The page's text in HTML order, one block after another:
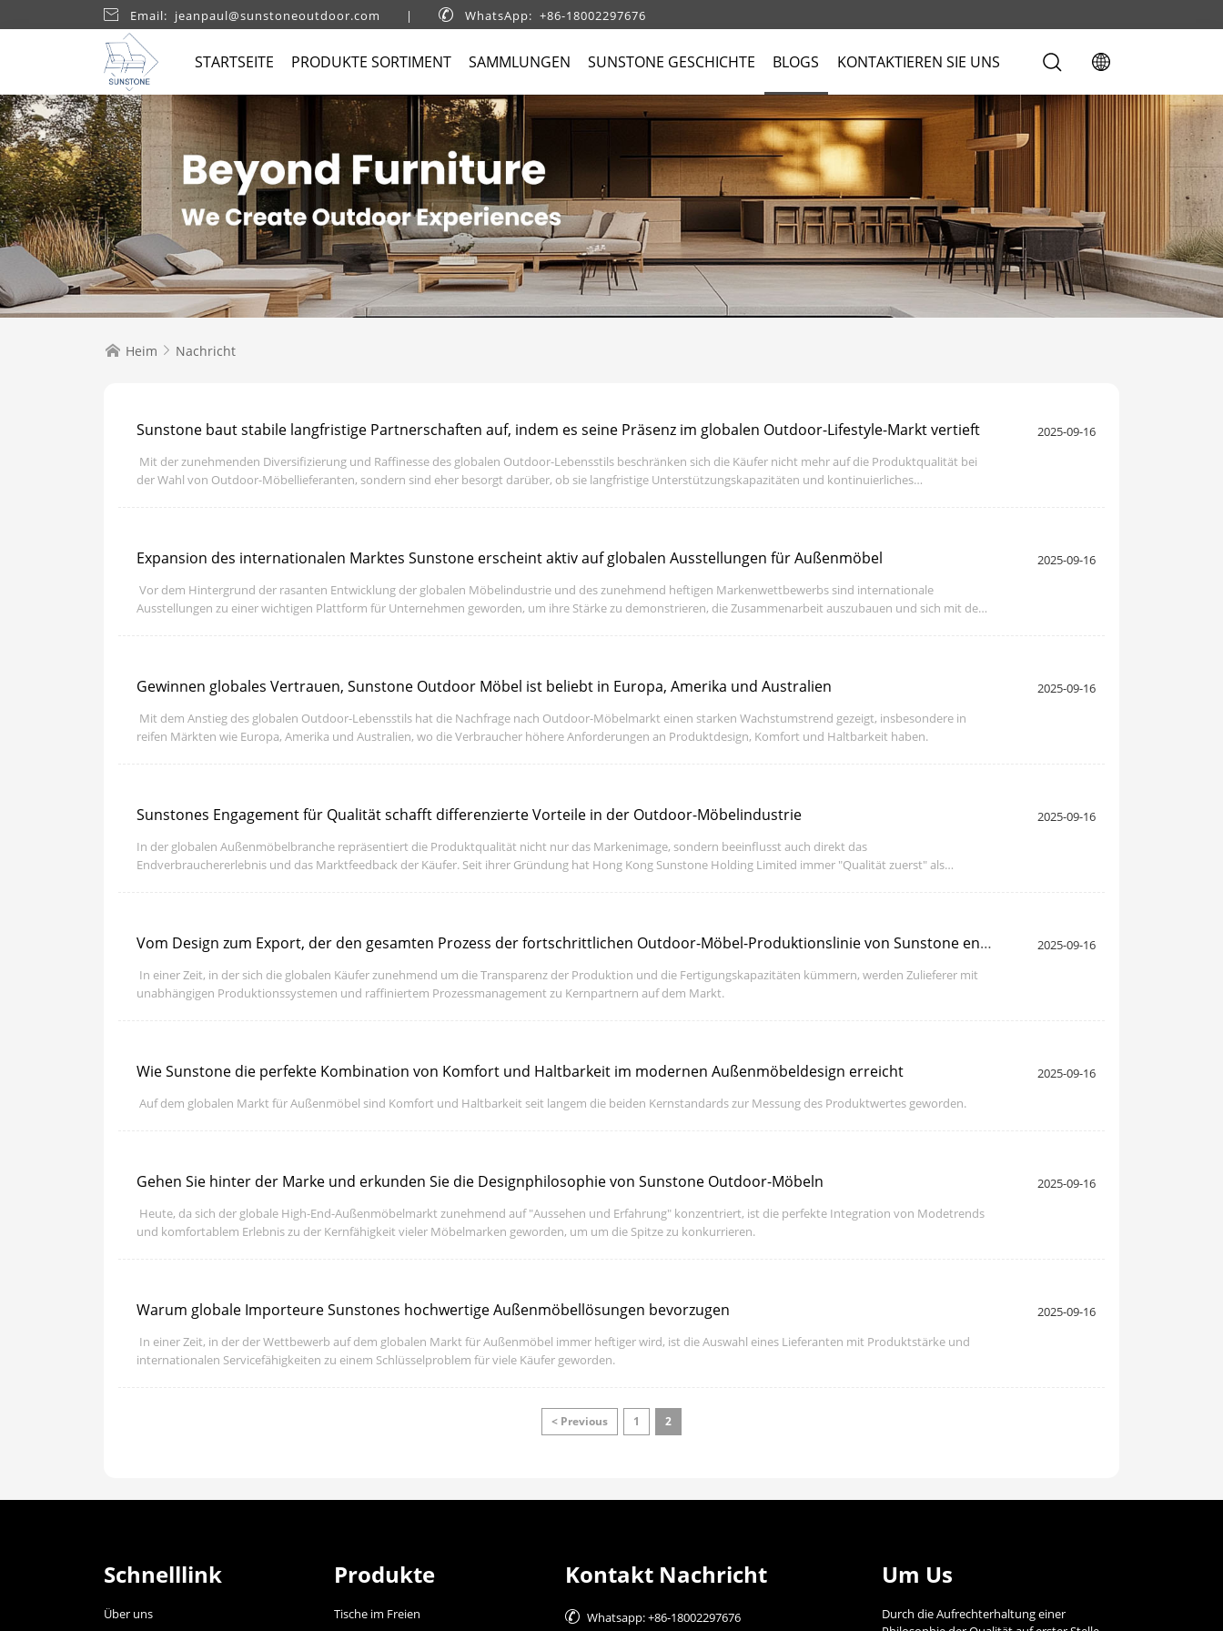
 Email: jeanpaul@sunstoneoutdoor.com |  WhatsApp: +86-18002297676
STARTSEITE PRODUKTE SORTIMENT SAMMLUNGEN SUNSTONE GESCHICHTE BLOGS KONTAKTIEREN SIE UNS
 Heim  Nachricht
2025-09-16
Sunstone baut stabile langfristige Partnerschaften auf, indem es seine Präsenz im globalen Outdoor-Lifestyle-Markt vertieft
​ Mit der zunehmenden Diversifizierung und Raffinesse des globalen Outdoor-Lebensstils beschränken sich die Käufer nicht mehr auf die Produktqualität bei
der Wahl von Outdoor-Möbellieferanten, sondern sind eher besorgt darüber, ob sie langfristige Unterstützungskapazitäten und kontinuierliches
2025-09-16
Expansion des internationalen Marktes Sunstone erscheint aktiv auf globalen Ausstellungen für Außenmöbel
​ Vor dem Hintergrund der rasanten Entwicklung der globalen Möbelindustrie und des zunehmend heftigen Markenwettbewerbs sind internationale
Ausstellungen zu einer wichtigen Plattform für Unternehmen geworden, um ihre Stärke zu demonstrieren, die Zusammenarbeit auszubauen und sich mit dem
2025-09-16
Gewinnen globales Vertrauen, Sunstone Outdoor Möbel ist beliebt in Europa, Amerika und Australien
​ Mit dem Anstieg des globalen Outdoor-Lebensstils hat die Nachfrage nach Outdoor-Möbelmarkt einen starken Wachstumstrend gezeigt, insbesondere in
reifen Märkten wie Europa, Amerika und Australien, wo die Verbraucher höhere Anforderungen an Produktdesign, Komfort und Haltbarkeit haben.
2025-09-16
Sunstones Engagement für Qualität schafft differenzierte Vorteile in der Outdoor-Möbelindustrie
In der globalen Außenmöbelbranche repräsentiert die Produktqualität nicht nur das Markenimage, sondern beeinflusst auch direkt das
Endverbrauchererlebnis und das Marktfeedback der Käufer. Seit ihrer Gründung hat Hong Kong Sunstone Holding Limited immer "Qualität zuerst" als
2025-09-16
Vom Design zum Export, der den gesamten Prozess der fortschrittlichen Outdoor-Möbel-Produktionslinie von Sunstone enthüllt
​ In einer Zeit, in der sich die globalen Käufer zunehmend um die Transparenz der Produktion und die Fertigungskapazitäten kümmern, werden Zulieferer mit
unabhängigen Produktionssystemen und raffiniertem Prozessmanagement zu Kernpartnern auf dem Markt.
2025-09-16
Wie Sunstone die perfekte Kombination von Komfort und Haltbarkeit im modernen Außenmöbeldesign erreicht
​ Auf dem globalen Markt für Außenmöbel sind Komfort und Haltbarkeit seit langem die beiden Kernstandards zur Messung des Produktwertes geworden.
2025-09-16
Gehen Sie hinter der Marke und erkunden Sie die Designphilosophie von Sunstone Outdoor-Möbeln
​ Heute, da sich der globale High-End-Außenmöbelmarkt zunehmend auf "Aussehen und Erfahrung" konzentriert, ist die perfekte Integration von Modetrends
und komfortablem Erlebnis zu der Kernfähigkeit vieler Möbelmarken geworden, um um die Spitze zu konkurrieren.
2025-09-16
Warum globale Importeure Sunstones hochwertige Außenmöbellösungen bevorzugen
​ In einer Zeit, in der der Wettbewerb auf dem globalen Markt für Außenmöbel immer heftiger wird, ist die Auswahl eines Lieferanten mit Produktstärke und
internationalen Servicefähigkeiten zu einem Schlüsselproblem für viele Käufer geworden.
< Previous 1 2
Schnelllink
Über uns
Produkte
Tische im Freien
Kontakt Nachricht
 Whatsapp: +86-18002297676
Um Us
Durch die Aufrechterhaltung einer